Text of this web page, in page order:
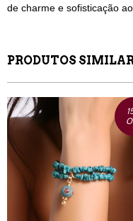
de charme e sofisticação
PRODUTOS